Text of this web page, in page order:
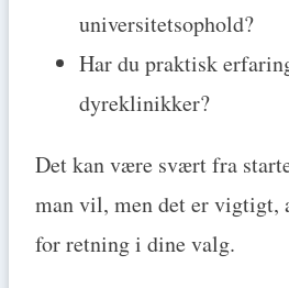
universitetsophold?
Har du praktisk
dyreklinikker?
Det kan være svært fra
man vil, men det er vigtigt,
for retning i dine valg.